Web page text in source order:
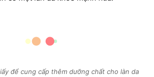
để cung cấp thêm dưỡng chất cho làn da